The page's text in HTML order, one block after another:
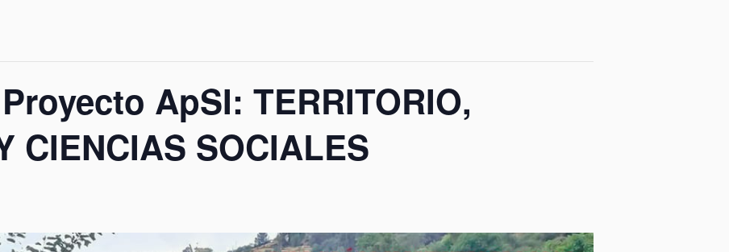
ApSI: TERRITORIO,
CIENCIAS SOCIALES